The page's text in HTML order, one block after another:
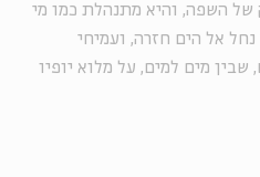
של השפה, והיא מתנהלת כמו מי
אל הים חזרה, ועמיחי
מים למים, על מלוא יופיו